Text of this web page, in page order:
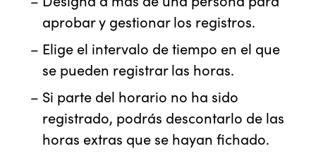
aprobar y gestionar los registros.
Elige el intervalo de tiempo en el que
se pueden registrar las horas.
Si parte del horario no ha sido
registrado, podrás descontarlo de las
horas extras que se hayan fichado.